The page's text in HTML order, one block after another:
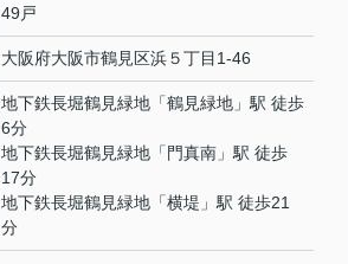
49戸
大阪府大阪市鶴見区浜５丁目1-46
地下鉄長堀鶴見緑地 「鶴見緑地 」駅 徒歩
6分
地下鉄長堀鶴見緑地 「 門真南 」駅 徒歩
17分
地下鉄長堀鶴見緑地 「横堤 」駅 徒歩21
分